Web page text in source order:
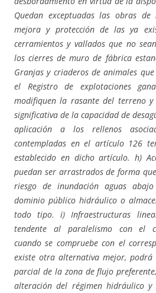
Quedan exceptuadas las obras de
mejora y protección de las ya
cerramientos y vallados que no
los cierres de muro de fábrica
Granjas y criaderos de animales
el Registro de explotaciones
modifiquen la rasante del terreno y
significativa de la capacidad de
aplicación a los rellenos
contempladas en el artículo 126
establecido en dicho artículo. h)
puedan ser arrastrados de forma
riesgo de inundación aguas
dominio público hidráulico o
todo tipo. i) Infraestructuras
tendente al paralelismo con el
cuando se compruebe con el
existe otra alternativa mejor, podrá
parcial de la zona de flujo
alteración del régimen hidráulico y